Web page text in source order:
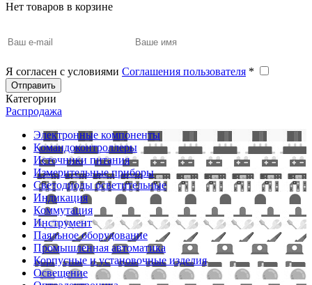
Нет товаров в корзине
Я согласен с условиями Соглашения пользователя *
Отправить
Категории
Распродажа
Электронные компоненты
Командоконтроллеры
Источники питания
Измерительные приборы
Светодиоды осветительные
Индикация
Коммутация
Инструмент
Паяльное оборудование
Промышленная автоматика
Корпусные и установочные изделия
Освещение